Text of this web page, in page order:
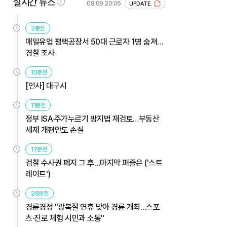
08.09 20:06 UPDATE
2분전
매일유업 평택공장서 50대 근로자 1명 숨져…
경찰 조사
10분전
[인사] 대구시
11분전
정부 ISA·주가누르기 방지법 재검토…부동산
세제 개편안도 손질
17분전
검찰 수사권 폐지 그 후…마지막 퍼즐은 ('스트
레이트')
28분전
경륜경정 "광복절 연휴 맞아 경륜 개최…스포
츠·진로 체험 시민과 소통"